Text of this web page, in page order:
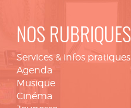
NOS RUBRIQUES
Services & infos pratiques
Agenda
Musique
Cinéma